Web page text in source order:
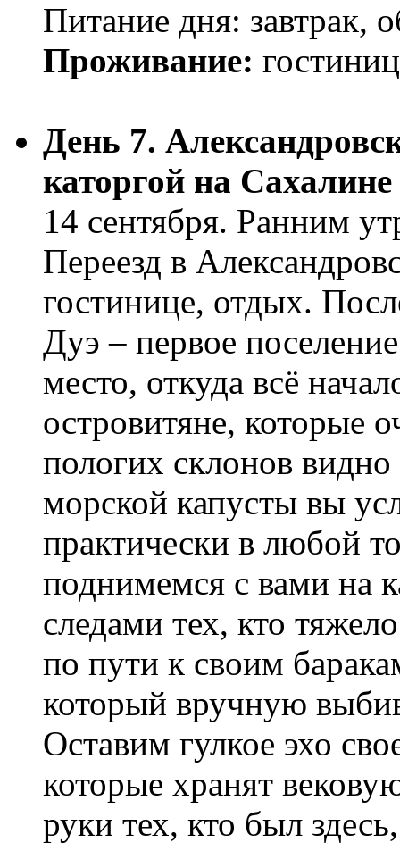
Питание дня: завтрак,
Проживание:
День 7.
каторгой на Сахалине
14 сентября. Ранним
Переезд в
гостинице, отдых.
Дуэ – первое
место, откуда всё
островитяне, которые
пологих склонов
морской капусты вы
практически в любой
поднимемся с вами на
следами тех, кто
по пути к своим
который вручную
Оставим гулкое эхо
которые хранят
руки тех, кто был